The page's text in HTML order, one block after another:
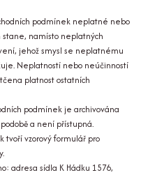
podmínek neplatné nebo
namísto neplatných
jehož smysl se neplatnému
Neplatností nebo neúčinností
platnost ostatních
podmínek je archivována
a není přístupná.
tvoří vzorový formulář pro
adresa sídla K Hádku 1576,